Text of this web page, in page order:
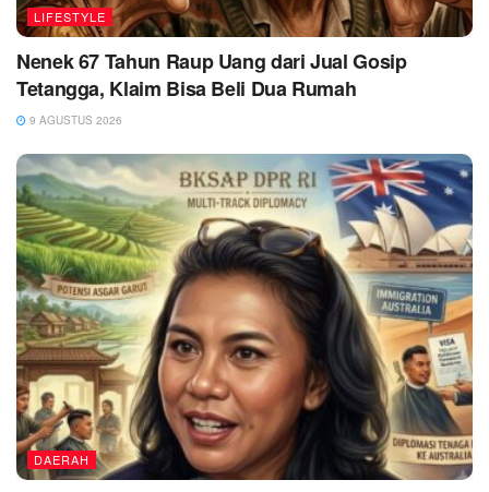
LIFESTYLE
Nenek 67 Tahun Raup Uang dari Jual Gosip
Tetangga, Klaim Bisa Beli Dua Rumah
9 AGUSTUS 2026
DAERAH